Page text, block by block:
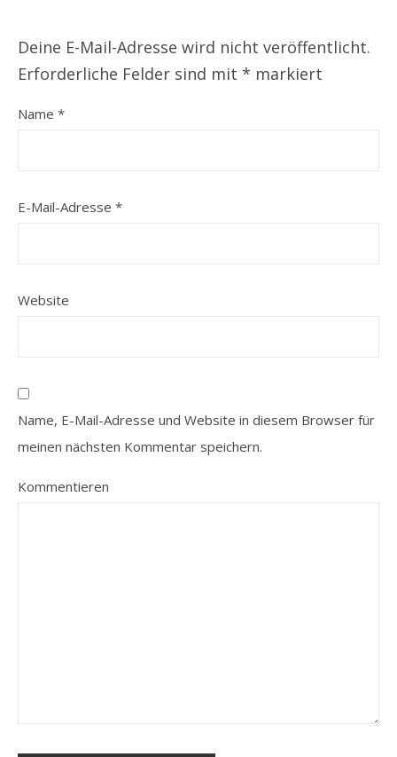
Deine E-Mail-Adresse wird nicht veröffentlicht.
Erforderliche Felder sind mit * markiert
Name *
E-Mail-Adresse *
Website
Name, E-Mail-Adresse und Website in diesem Browser für
meinen nächsten Kommentar speichern.
Kommentieren